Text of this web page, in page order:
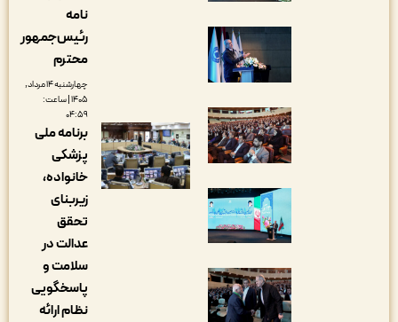
رئیس‌جمهور
چهارشنبه ۱۴ مرداد,
۱۴۰۵ | ساعت:
برنامه ملی
پزشکی
خانواده،
عدالت در
سلامت و
پاسخگویی
نظام ارائه